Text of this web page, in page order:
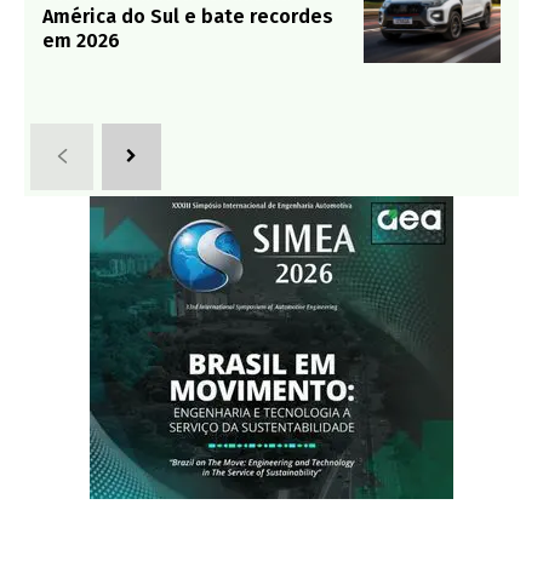
América do Sul e bate recordes
em 2026